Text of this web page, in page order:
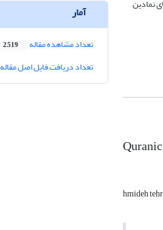
نمادین
hmideh
آمار
تعداد مشاهده مقاله 2,519
تعداد دریافت فایل اصل مقاله